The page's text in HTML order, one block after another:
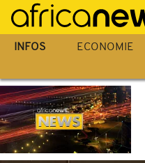
Passer
au
contenu
INFOS ECONOMIE